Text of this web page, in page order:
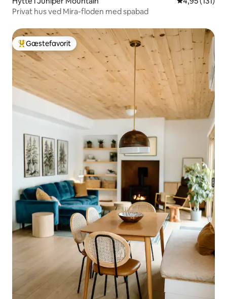
Privat hus ved Mira-floden med spabad
Bedste gæstefavorit
Gæstefavorit